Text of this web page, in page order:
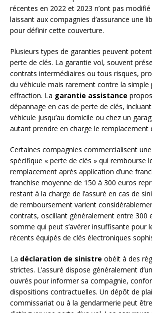
récentes en 2022 et 2023 n’ont pas
laissant aux compagnies d’assurance une
pour définir cette couverture.
Plusieurs types de garanties peuvent
perte de clés. La garantie vol, souvent
contrats intermédiaires ou tous risques,
du véhicule mais rarement contre la simple
effraction. La garantie assistance
dépannage en cas de perte de clés,
véhicule jusqu’au domicile ou chez un
autant prendre en charge le remplacement
Certaines compagnies commercialisent
spécifique « perte de clés » qui rembourse
remplacement après application d’une
franchise moyenne de 150 à 300 euros
restant à la charge de l’assuré en cas de
de remboursement varient
contrats, oscillant généralement entre 300
somme qui peut s’avérer insuffisante pour
récents équipés de clés électroniques
La déclaration de sinistre obéit à des
strictes. L’assuré dispose généralement
ouvrés pour informer sa compagnie,
dispositions contractuelles. Un dépôt de
commissariat ou à la gendarmerie peut